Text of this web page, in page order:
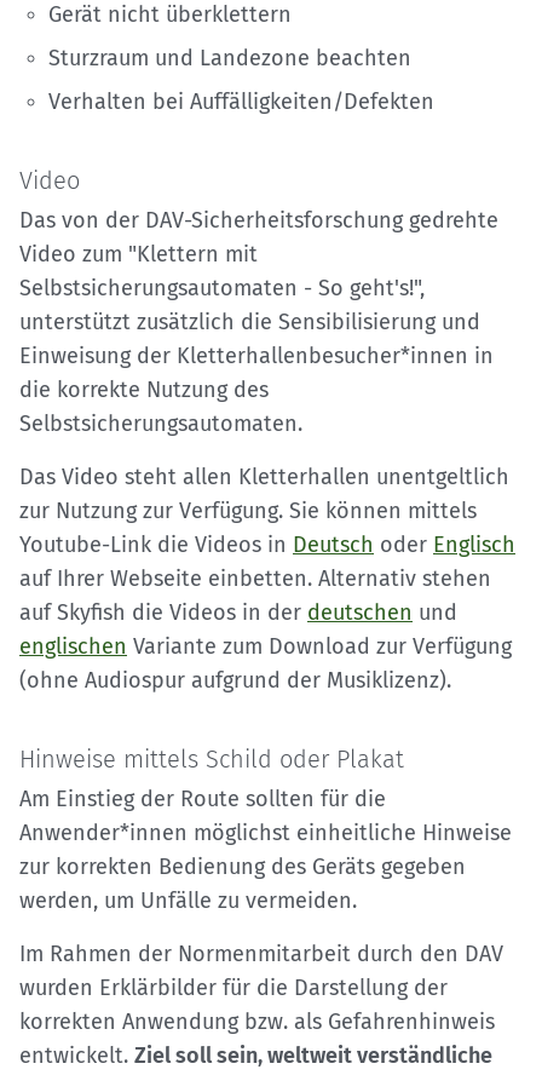
Gerät nicht überklettern
Sturzraum und Landezone beachten
Verhalten bei Auffälligkeiten/Defekten
Video
Das von der DAV-Sicherheitsforschung gedrehte
Video zum "Klettern mit
Selbstsicherungsautomaten - So geht's!",
unterstützt zusätzlich die Sensibilisierung und
Einweisung der Kletterhallenbesucher*innen in
die korrekte Nutzung des
Selbstsicherungsautomaten.
Das Video steht allen Kletterhallen unentgeltlich
zur Nutzung zur Verfügung. Sie können mittels
Youtube-Link die Videos in Deutsch oder Englisch
auf Ihrer Webseite einbetten. Alternativ stehen
auf Skyfish die Videos in der deutschen und
englischen Variante zum Download zur Verfügung
(ohne Audiospur aufgrund der Musiklizenz).
Hinweise mittels Schild oder Plakat
Am Einstieg der Route sollten für die
Anwender*innen möglichst einheitliche Hinweise
zur korrekten Bedienung des Geräts gegeben
werden, um Unfälle zu vermeiden.
Im Rahmen der Normenmitarbeit durch den DAV
wurden Erklärbilder für die Darstellung der
korrekten Anwendung bzw. als Gefahrenhinweis
entwickelt. Ziel soll sein, weltweit verständliche